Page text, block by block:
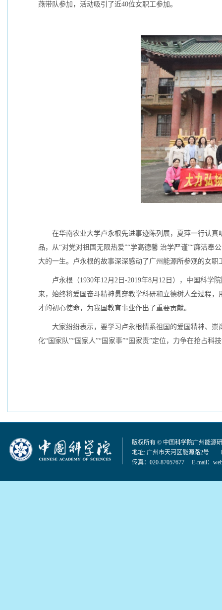
燕带队参加，活动吸引了近40位女职工参加。
在华南农业大学卢永根先进事迹陈列展，夏萍一行认
品，从“对党对祖国无限热爱”“学高德馨 治学严谨”“廉洁
大的一生。卢永根的故事深深感动了广州能源所参观的女职
卢永根（1930年12月2日-2019年8月12日），中国科
来，始终将爱国奋斗精神贯穿教学科研和立德树人全过程
才的初心使命，为我国教育事业作出了重要贡献。
大家纷纷表示，要学习卢永根情系祖国的爱国精神、
化“国家队”“国家人”“国家事”“国家责”定位，力争在抢占
版权所有 © 中国科学院广州能源
地址: 广州市天河区能源路2号
传真：020-87057677 E-mail：